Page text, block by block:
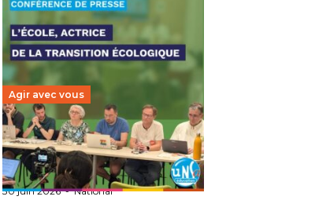
Agir avec vous
Transition écologique de
l’éducation : l’UNSA Éducation
fait bouger les lignes
30 juin 2026-National